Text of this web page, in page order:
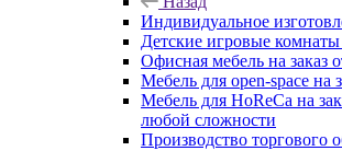
Индивидуальное
Детские игровые комнаты
Офисная мебель на заказ
Мебель для open-space на
Мебель для HoReCa на
любой сложности
Производство торгового